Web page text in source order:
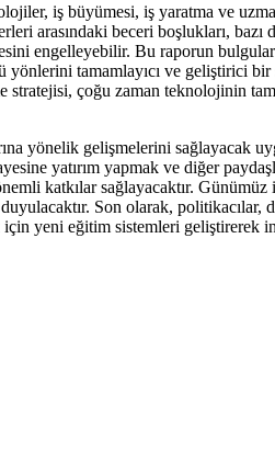
iş büyümesi, iş yaratma ve
arasındaki beceri boşlukları,
engelleyebilir. Bu raporun
tamamlayıcı ve geliştirici
çoğu zaman teknolojinin
yönelik gelişmelerini sağlayacak
yatırım yapmak ve diğer
katkılar sağlayacaktır.
Son olarak,
yeni eğitim sistemleri geliştirerek